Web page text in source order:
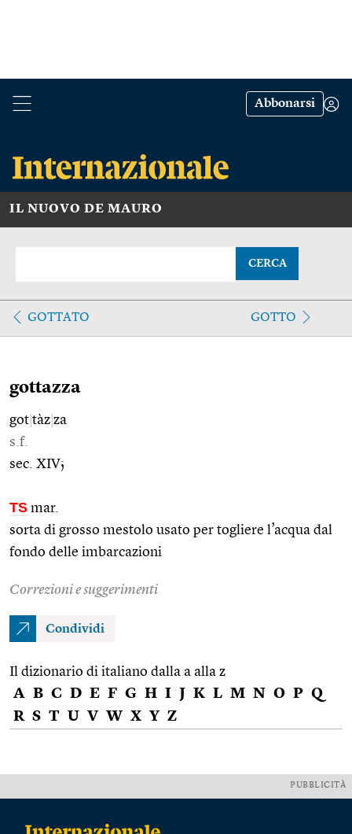
Abbonarsi
IL NUOVO DE MAURO
CERCA
GOTTATO GOTTO
gottazza
got tàz za
s.f.
sec. XIV;
TS mar.
sorta di grosso mestolo usato per togliere l’acqua dal
fondo delle imbarcazioni
Correzioni e suggerimenti
Condividi
Il dizionario di italiano dalla a alla z
A B C D E F G H I J K L M N O P Q
R S T U V W X Y Z
PUBBLICITÀ